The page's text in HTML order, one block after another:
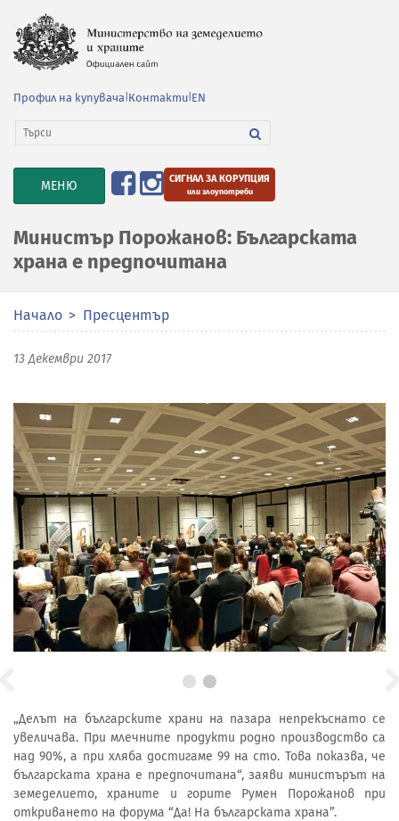
Профил на купувача Контакти EN
TOGGLE
NAVIGATION
МЕНЮ СИГНАЛ ЗА КОРУПЦИЯ
или злоупотреби
Министър Порожанов: Българската
храна е предпочитана
Начало Пресцентър
13 Декември 2017
„Делът на българските храни на пазара непрекъснато се
увеличава. При млечните продукти родно производство са
над 90%, а при хляба достигаме 99 на сто. Това показва, че
българската храна е предпочитана“, заяви министърът на
земеделието, храните и горите Румен Порожанов при
откриването на форума “Да! На българската храна”.